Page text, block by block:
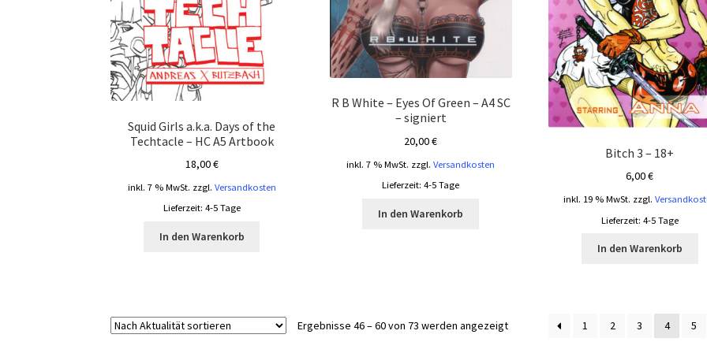
Squid Girls a.k.a. Days of the
Techtacle – HC A5 Artbook
18,00€
inkl. 7 % MwSt. zzgl. Versandkosten
Lieferzeit: 4-5 Tage
In den Warenkorb
R B White – Eyes Of Green – A4 SC
– signiert
20,00€
inkl. 7 % MwSt. zzgl.Versandkosten
Lieferzeit:4-5 Tage
In den Warenkorb
Bitch 3 – 18+
6,00€
inkl. 19 % MwSt. zzgl.
Lieferzeit: 4-5 Tage
In den Warenkorb
Ergebnisse 46 – 60 von 73 werden angezeigtNach
1 2 3 4 5